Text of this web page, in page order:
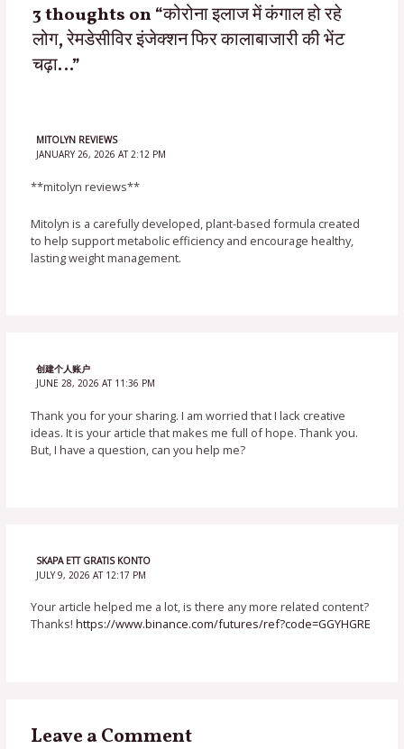
3 thoughts on “कोरोना इलाज में कंगाल हो रहे
लोग, रेमडेसीविर इंजेक्शन फिर कालाबाजारी की भेंट
चढ़ा…”
MITOLYN REVIEWS
JANUARY 26, 2026 AT 2:12 PM
**mitolyn reviews**
Mitolyn is a carefully developed, plant-based formula created
to help support metabolic efficiency and encourage healthy,
lasting weight management.
创建个人账户
JUNE 28, 2026 AT 11:36 PM
Thank you for your sharing. I am worried that I lack creative
ideas. It is your article that makes me full of hope. Thank you.
But, I have a question, can you help me?
SKAPA ETT GRATIS KONTO
JULY 9, 2026 AT 12:17 PM
Your article helped me a lot, is there any more related content?
Thanks!https://www.binance.com/futures/ref?code=GGYHGRE
Leave a Comment